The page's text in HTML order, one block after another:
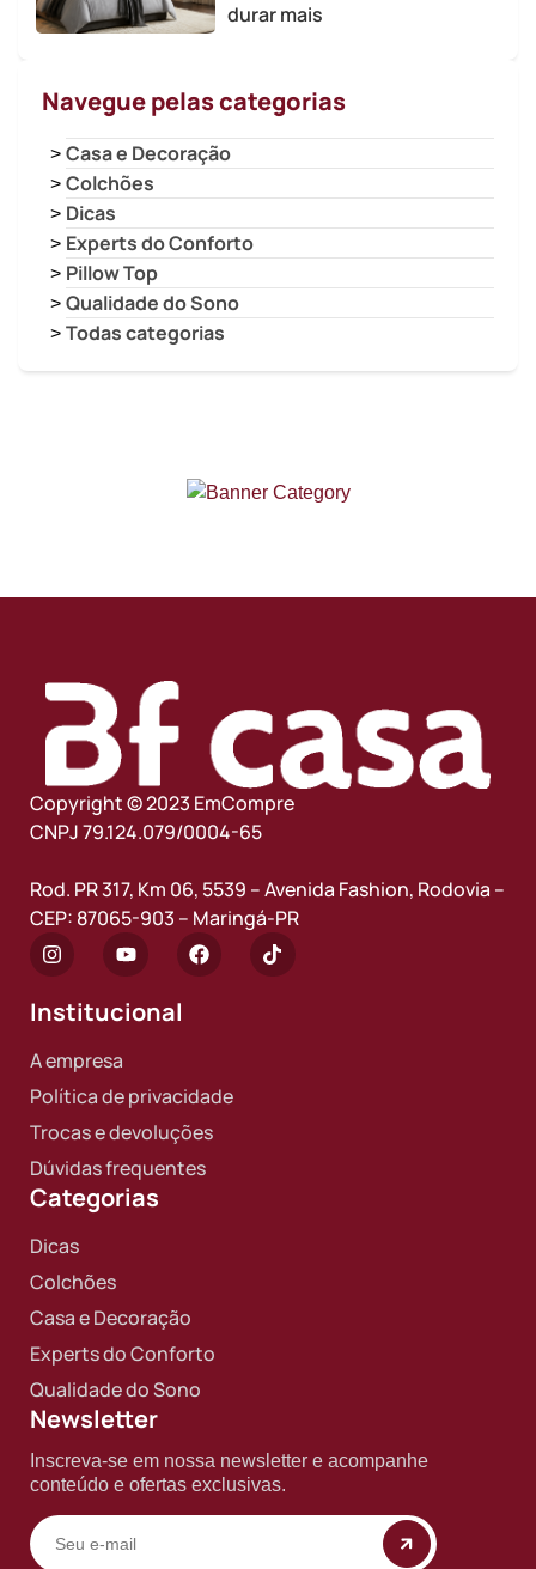
durar mais
Navegue pelas categorias
Casa e Decoração
Colchões
Dicas
Experts do Conforto
Pillow Top
Qualidade do Sono
Todas categorias
Copyright © 2023 EmCompre
CNPJ 79.124.079/0004-65
Rod. PR 317, Km 06, 5539 – Avenida Fashion, Rodovia –
CEP: 87065-903 – Maringá-PR
Institucional
A empresa
Política de privacidade
Trocas e devoluções
Dúvidas frequentes
Categorias
Dicas
Colchões
Casa e Decoração
Experts do Conforto
Qualidade do Sono
Newsletter
Inscreva-se em nossa newsletter e acompanhe
conteúdo e ofertas exclusivas.
Copyright © 2025 BF Casa. Todos os direitos reservados